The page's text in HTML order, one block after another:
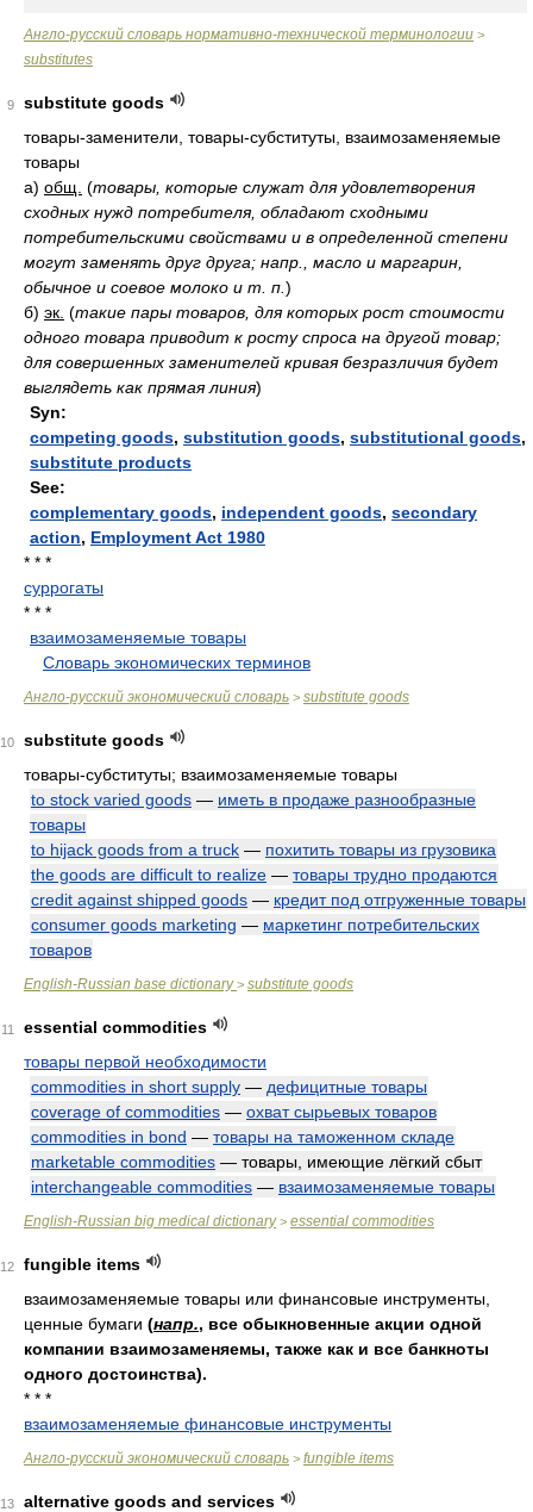
Англо-русский словарь нормативно-технической терминологии >
substitutes
9
substitute goods
товары-заменители, товары-субституты, взаимозаменяемые
товары
а) общ. (товары, которые служат для удовлетворения
сходных нужд потребителя, обладают сходными
потребительскими свойствами и в определенной степени
могут заменять друг друга; напр., масло и маргарин,
обычное и соевое молоко и т. п. )
б) эк. (такие пары товаров, для которых рост стоимости
одного товара приводит к росту спроса на другой товар;
для совершенных заменителей кривая безразличия будет
выглядеть как прямая линия)
Syn:
competing goods, substitution goods, substitutional goods,
substitute products
See:
complementary goods, independent goods, secondary
action, Employment Act 1980
* * *
суррогаты
* * *
взаимозаменяемые товары
Словарь экономических терминов
Англо-русский экономический словарь > substitute goods
10
substitute goods
товары-субституты; взаимозаменяемые товары
to stock varied goods — иметь в продаже разнообразные
товары
to hijack goods from a truck — похитить товары из грузовика
the goods are difficult to realize — товары трудно продаются
credit against shipped goods — кредит под отгруженные товары
consumer goods marketing — маркетинг потребительских
товаров
English-Russian base dictionary> substitute goods
11
essential commodities
товары первой необходимости
commodities in short supply — дефицитные товары
coverage of commodities — охват сырьевых товаров
commodities in bond — товары на таможенном складе
marketable commodities — товары, имеющие лёгкий сбыт
interchangeable commodities — взаимозаменяемые товары
English-Russian big medical dictionary> essential commodities
12
fungible items
взаимозаменяемые товары или финансовые инструменты,
ценные бумаги (напр., все обыкновенные акции одной
компании взаимозаменяемы, также как и все банкноты
одного достоинства).
* * *
взаимозаменяемые финансовые инструменты
Англо-русский экономический словарь > fungible items
13 alternative goods and services